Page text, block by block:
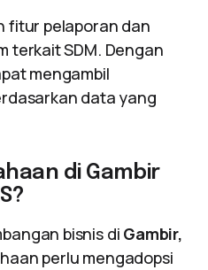
fitur pelaporan dan
terkait SDM. Dengan
mengambil
data yang
di Gambir
bisnis di Gambir,
perlu mengadopsi